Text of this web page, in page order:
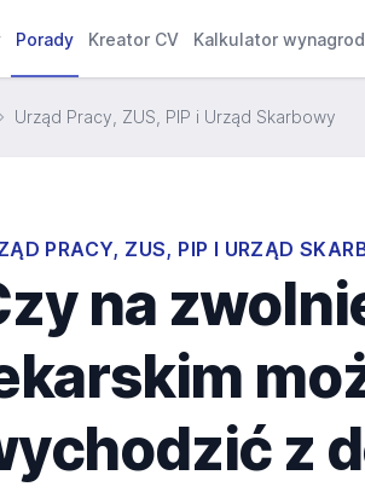
Porady Kreator CV Kalkulator
Urząd Pracy, ZUS, PIP i Urząd Skarbowy
PRACY, ZUS, PIP I URZĄD
na
z